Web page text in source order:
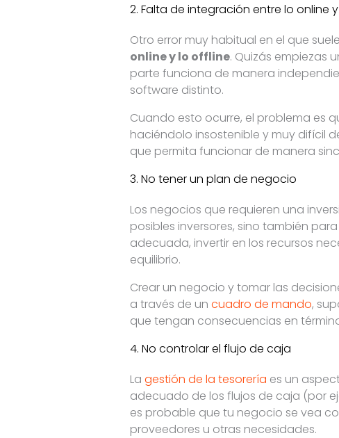
2. Falta de integración entre lo online
Otro error muy habitual en el que
online y lo offline. Quizás empiezas
parte funciona de manera
software distinto.
Cuando esto ocurre, el problema es
haciéndolo insostenible y muy difícil
que permita funcionar de manera
3. No tener un plan de negocio
Los negocios que requieren una
posibles inversores, sino también
adecuada, invertir en los recursos
equilibrio.
Crear un negocio y tomar las
a través de un cuadro de mando,
que tengan consecuencias en
4. No controlar el flujo de caja
La gestión de la tesorería es un
adecuado de los flujos de caja (por
es probable que tu negocio se vea
proveedores u otras necesidades.